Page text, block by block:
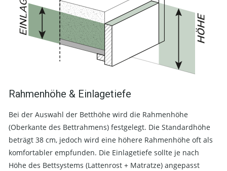
Rahmenhöhe & Einlagetiefe
Bei der Auswahl der Betthöhe wird die Rahmenhöhe
(Oberkante des Bettrahmens) festgelegt. Die Standardhöhe
beträgt 38 cm, jedoch wird eine höhere Rahmenhöhe oft als
komfortabler empfunden. Die Einlagetiefe sollte je nach
Höhe des Bettsystems (Lattenrost + Matratze) angepasst